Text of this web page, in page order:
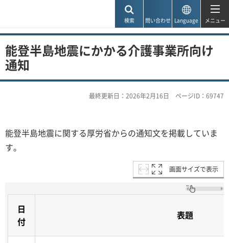
検索 問い合わせ Language メニュー
能登半島地震にかかる介護事業所向け
通知
最終更新日：2026年2月16日 ページID：69747
能登半島地震に関する厚労省からの通知文を掲載していま
す。
画面サイズで表示
日
付
表題